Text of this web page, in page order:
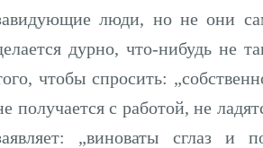
люди, но не они
дурно, что-нибудь не
чтобы спросить:
получается с работой, не
„виноваты сглаз и